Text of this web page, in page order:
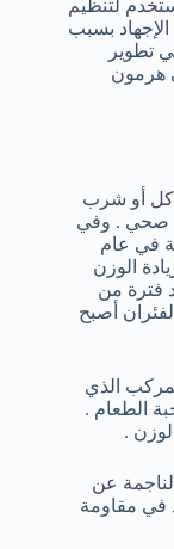
لتنظيم
بسبب
تطوير
هرمون
أكل أو شرب
صحي . وفي
في عام
الوزن
فترة من
الفئران أصبح
الذي
الطعام .
.
عن
في مقاومة